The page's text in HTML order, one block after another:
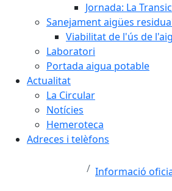
Jornada: La
Sanejament aigües
Viabilitat de l'ús de
Laboratori
Portada aigua potable
Actualitat
La Circular
Notícies
Hemeroteca
Adreces i telèfons
Informació